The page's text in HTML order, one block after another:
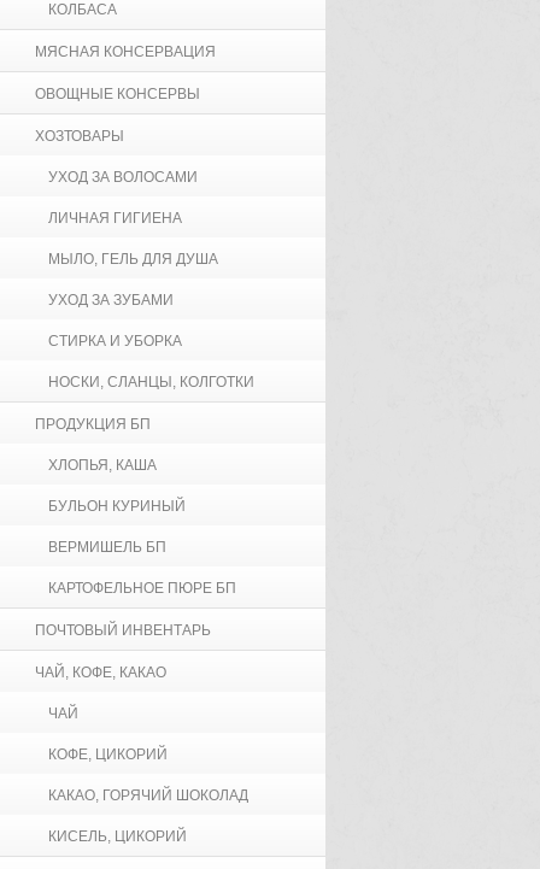
КОЛБАСА
МЯСНАЯ КОНСЕРВАЦИЯ
ОВОЩНЫЕ КОНСЕРВЫ
ХОЗТОВАРЫ
УХОД ЗА ВОЛОСАМИ
ЛИЧНАЯ ГИГИЕНА
МЫЛО, ГЕЛЬ ДЛЯ ДУША
УХОД ЗА ЗУБАМИ
СТИРКА И УБОРКА
НОСКИ, СЛАНЦЫ, КОЛГОТКИ
ПРОДУКЦИЯ БП
ХЛОПЬЯ, КАША
БУЛЬОН КУРИНЫЙ
ВЕРМИШЕЛЬ БП
КАРТОФЕЛЬНОЕ ПЮРЕ БП
ПОЧТОВЫЙ ИНВЕНТАРЬ
ЧАЙ, КОФЕ, КАКАО
ЧАЙ
КОФЕ, ЦИКОРИЙ
КАКАО, ГОРЯЧИЙ ШОКОЛАД
КИСЕЛЬ, ЦИКОРИЙ